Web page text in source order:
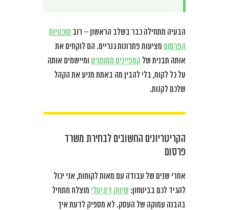
הבעיה מתחילה כבר בשלב הראשון – רוב סוכנויות
הפרסום מציעות פתרונות גנריים. הם לוקחים את
אותה תבנית של קמפיינים ממומנים ומיישמים אותה
על כל לקוח, בלי להבין מה באמת מניע את הקהל
שלכם לקנות.
הקריטריונים החשובים לבחירת משרד
פרסום
אחרי שנים של עבודה עם מאות לקוחות, אני יכול
להגיד לכם בביטחון: שיווק דיגיטלי מוצלח מתחיל
בהבנה עמוקה של העסק. לא מספיק לדעת איך